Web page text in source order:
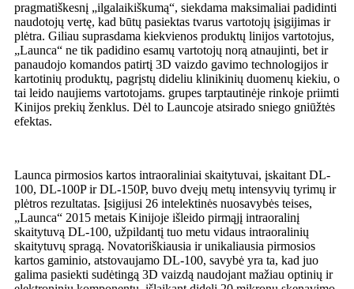
pragmatiškesnį „ilgalaikiškumą“, siekdama maksimaliai padidinti
naudotojų vertę, kad būtų pasiektas tvarus vartotojų įsigijimas ir
plėtra. Giliau suprasdama kiekvienos produktų linijos vartotojus,
„Launca“ ne tik padidino esamų vartotojų norą atnaujinti, bet ir
panaudojo komandos patirtį 3D vaizdo gavimo technologijos ir
kartotinių produktų, pagrįstų dideliu klinikinių duomenų kiekiu, o
tai leido naujiems vartotojams. grupes tarptautinėje rinkoje priimti
Kinijos prekių ženklus. Dėl to Launcoje atsirado sniego gniūžtės
efektas.
Launca pirmosios kartos intraoraliniai skaitytuvai, įskaitant DL-
100, DL-100P ir DL-150P, buvo dvejų metų intensyvių tyrimų ir
plėtros rezultatas. Įsigijusi 26 intelektinės nuosavybės teises,
„Launca“ 2015 metais Kinijoje išleido pirmąjį intraoralinį
skaitytuvą DL-100, užpildantį tuo metu vidaus intraoralinių
skaitytuvų spragą. Novatoriškiausia ir unikaliausia pirmosios
kartos gaminio, atstovaujamo DL-100, savybė yra ta, kad juo
galima pasiekti sudėtingą 3D vaizdą naudojant mažiau optinių ir